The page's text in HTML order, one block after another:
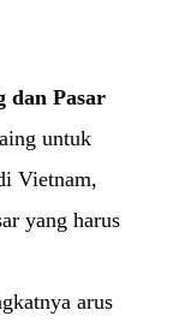
dan Pasar
untuk
Vietnam,
yang harus
arus